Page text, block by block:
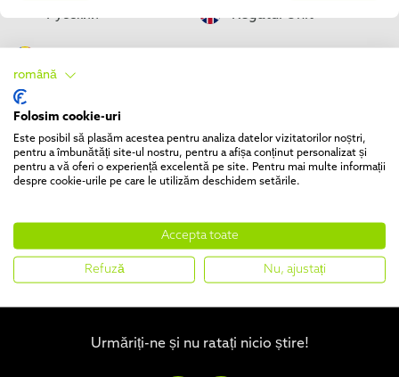
Pусский Regatul Unit
Українська
Urmăriți-ne și nu ratați nicio știre!
română
Folosim cookie-uri
Este posibil să plasăm acestea pentru analiza datelor vizitatorilor noștri,
pentru a îmbunătăți site-ul nostru, pentru a afișa conținut personalizat și
pentru a vă oferi o experiență excelentă pe site. Pentru mai multe informații
despre cookie-urile pe care le utilizăm deschidem setările.
Accepta toate
Refuză Nu, ajustați